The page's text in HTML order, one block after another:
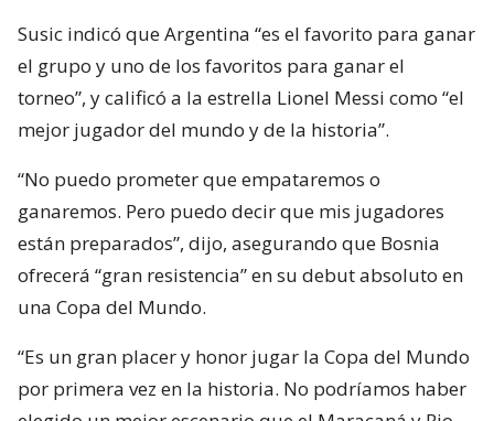
Susic indicó que Argentina “es el favorito para ganar
el grupo y uno de los favoritos para ganar el
torneo”, y calificó a la estrella Lionel Messi como “el
mejor jugador del mundo y de la historia”.
“No puedo prometer que empataremos o
ganaremos. Pero puedo decir que mis jugadores
están preparados”, dijo, asegurando que Bosnia
ofrecerá “gran resistencia” en su debut absoluto en
una Copa del Mundo.
“Es un gran placer y honor jugar la Copa del Mundo
por primera vez en la historia. No podríamos haber